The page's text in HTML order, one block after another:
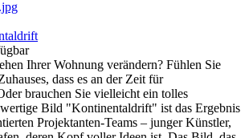
Ihrer Wohnung verändern? Fühlen Sie
dass es an der Zeit für
brauchen Sie vielleicht ein tolles
Bild "Kontinentaldrift" ist das Ergebnis
Projektanten-Teams – junger Künstler,